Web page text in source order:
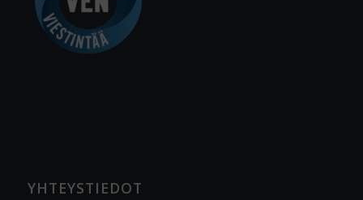
YHTEYSTIEDOT